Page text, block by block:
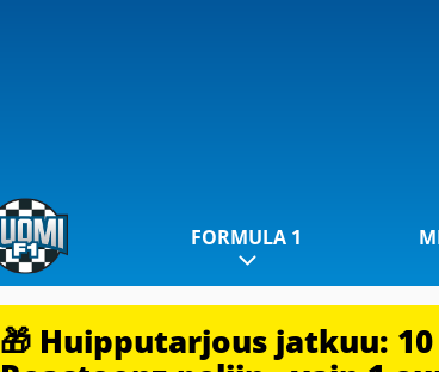
FORMULA 1
🎁 Huipputarjous jatkuu: